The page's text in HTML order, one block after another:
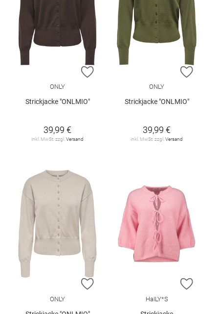
ZUR WUNSCHLISTE HINZUFÜGEN
ONLY
Strickjacke "ONLMIO"
39,99 €
inkl. MwSt. zzgl. Versand
ZUR
ONLY
Strickjacke "ONLMIO"
39,99 €
inkl. MwSt. zzgl. Versand
ZUR WUNSCHLISTE HINZUFÜGEN
ONLY
ZUR
HaILY*S